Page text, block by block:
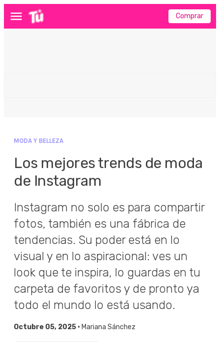
Menú Comprar
MODA Y BELLEZA
Los mejores trends de moda
de Instagram
Instagram no solo es para compartir
fotos, también es una fábrica de
tendencias. Su poder está en lo
visual y en lo aspiracional: ves un
look que te inspira, lo guardas en tu
carpeta de favoritos y de pronto ya
todo el mundo lo está usando.
Octubre 05, 2025 • Mariana Sánchez